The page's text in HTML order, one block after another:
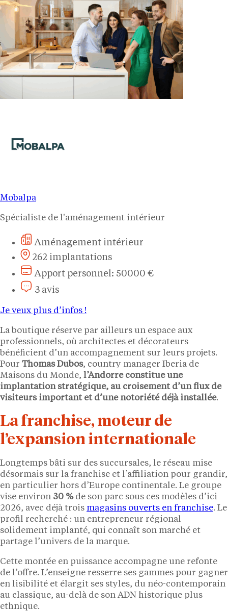
Mobalpa
Spécialiste de l'aménagement intérieur
Aménagement intérieur
262 implantations
Apport personnel: 50000 €
3 avis
Je veux plus d’infos !
La boutique réserve par ailleurs un espace aux
professionnels, où architectes et décorateurs
bénéficient d’un accompagnement sur leurs projets.
Pour Thomas Dubos, country manager Iberia de
Maisons du Monde, l’Andorre constitue une
implantation stratégique, au croisement d’un flux de
visiteurs important et d’une notoriété déjà installée.
La franchise, moteur de
l’expansion internationale
Longtemps bâti sur des succursales, le réseau mise
désormais sur la franchise et l’affiliation pour grandir,
en particulier hors d’Europe continentale. Le groupe
vise environ 30 %de son parc sous ces modèles d’ici
2026, avec déjà trois magasins ouverts en franchise. Le
profil recherché : un entrepreneur régional
solidement implanté, qui connaît son marché et
partage l’univers de la marque.
Cette montée en puissance accompagne une refonte
de l’offre. L’enseigne resserre ses gammes pour gagner
en lisibilité et élargit ses styles, du néo-contemporain
au classique, au-delà de son ADN historique plus
ethnique.